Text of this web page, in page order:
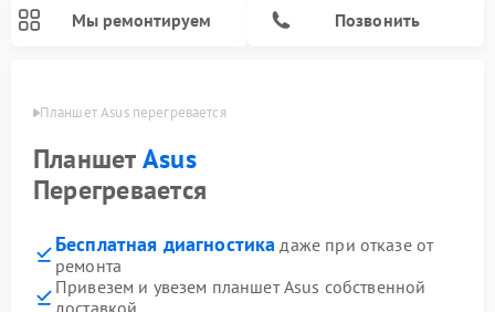
Мы ремонтируем Позвонить
Планшет Asus перегревается
ПланшетAsus
Перегревается
Бесплатная диагностика даже при отказе от
ремонта
Привезем и увезем планшет Asus собственной